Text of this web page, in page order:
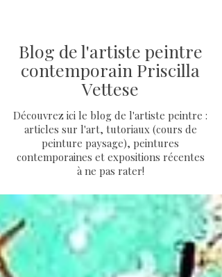
Blog de l'artiste peintre
contemporain Priscilla
Vettese
Découvrez ici le blog de l'artiste peintre :
articles sur l'art, tutoriaux (cours de
peinture paysage), peintures
contemporaines et expositions récentes
à ne pas rater!